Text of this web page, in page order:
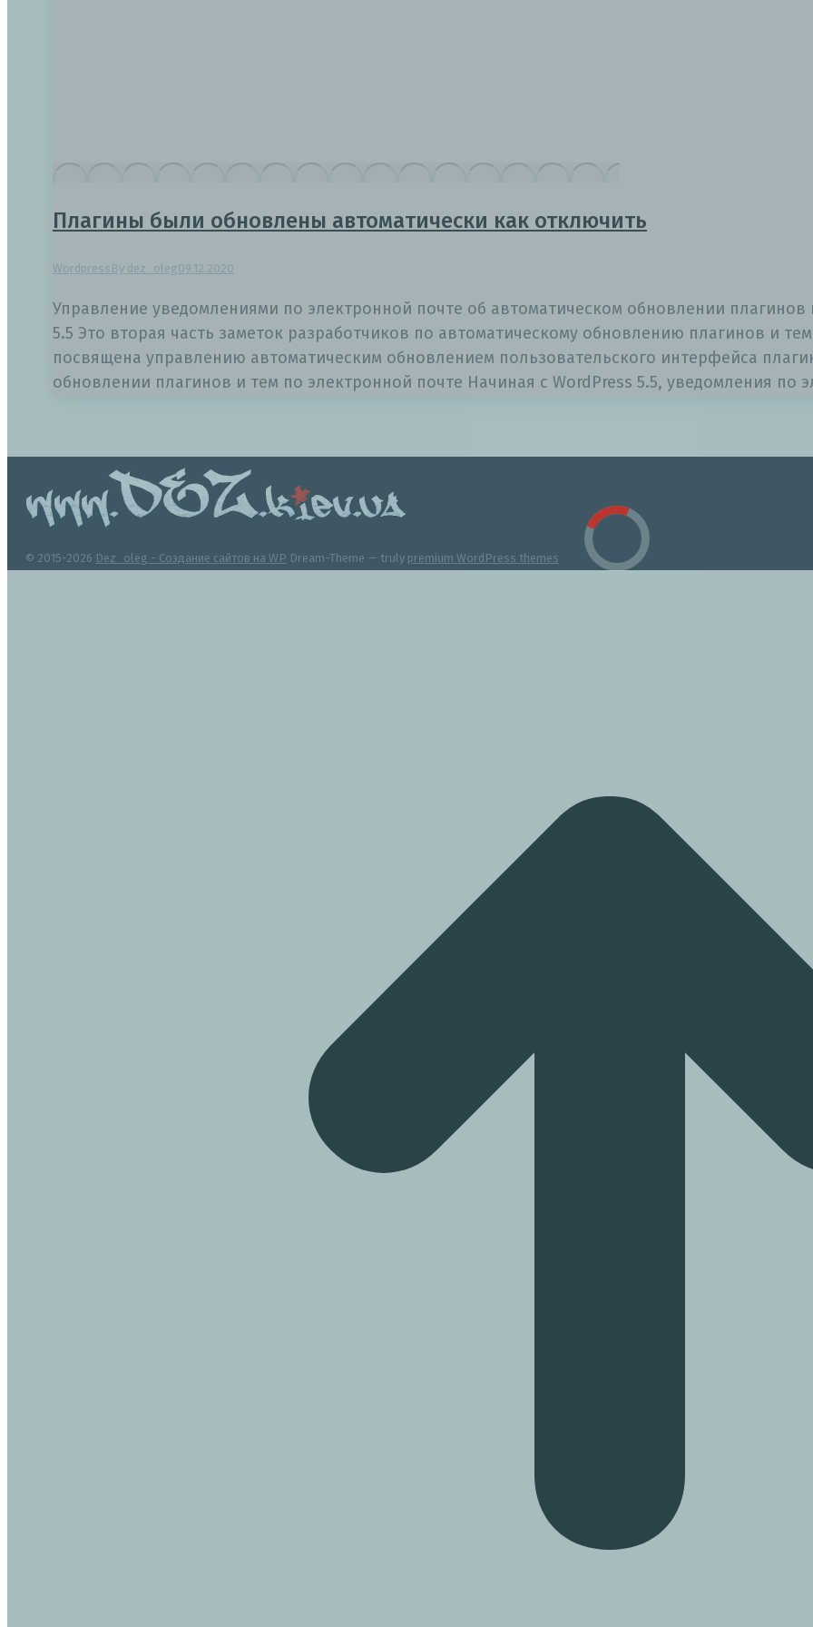
Плагины были обновлены автоматически как отключить
Wordpress By dez_oleg 09.12.2020
Управление уведомлениями по электронной почте об автоматическом обновлении
5.5 Это вторая часть заметок разработчиков по автоматическому обновлению плагинов и
посвящена управлению автоматическим обновлением пользовательского интерфейса
обновлении плагинов и тем по электронной почте Начиная с WordPress 5.5, уведомления по
© 2015-2026 Dez_oleg - Создание сайтов на WP Dream-Theme — truly premium WordPress themes